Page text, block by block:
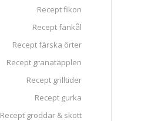
Recept fikon
Recept fänkål
Recept färska örter
Recept granatäpplen
Recept grilltider
Recept gurka
Recept groddar & skott